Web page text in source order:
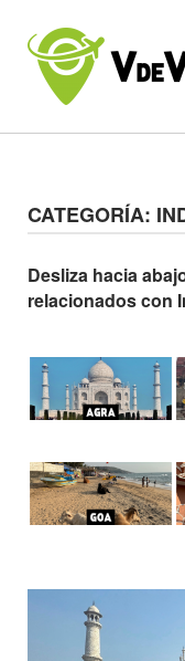
content
Home
CATEGORÍA:
Desliza hacia
relacionados con
Open post